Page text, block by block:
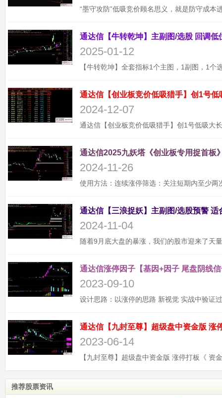
2025-01-12
通达信【创业板竞价低吸猎手】创1号
2024-12-07
通达信2025九妖塔《创业板专用捉首板
2024-11-26
2024-11-04
通达信涨停因子【基因+因子 尾盘阴线
2023-09-10
2023-06-14
推荐股票资讯